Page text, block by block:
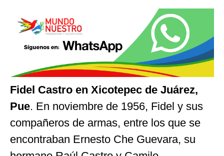
Fidel Castro en Xicotepec de Juárez,
Pue. En noviembre de 1956, Fidel y sus
compañeros de armas, entre los que se
encontraban Ernesto Che Guevara, su